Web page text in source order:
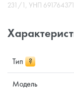
231/1, УНП
Тип ?
Модель